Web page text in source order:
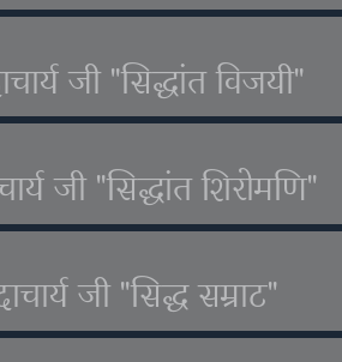
जी "सिद्धांत विजयी"
जी "सिद्धांत शिरोमणि"
जी "सिद्ध सम्राट"